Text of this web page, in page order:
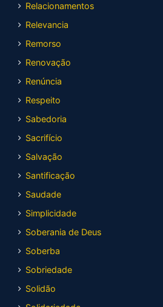
Relacionamentos
Relevancia
Remorso
Renovação
Renúncia
Respeito
Sabedoria
Sacrifício
Salvação
Santificação
Saudade
Simplicidade
Soberania de Deus
Soberba
Sobriedade
Solidão